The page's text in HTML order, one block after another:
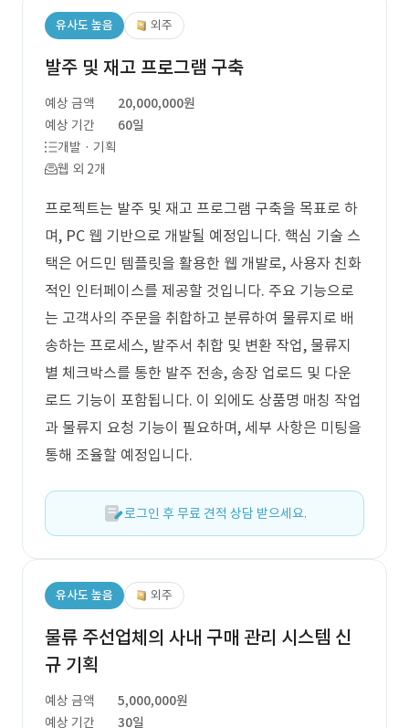
유사도 높음 외주
발주 및 재고 프로그램 구축
예상 금액
20,000,000원
예상 기간
60일
개발 · 기획
웹 외 2개
프로젝트는 발주 및 재고 프로그램 구축을 목표로 하
며, PC 웹 기반으로 개발될 예정입니다. 핵심 기술 스
택은 어드민 템플릿을 활용한 웹 개발로, 사용자 친화
적인 인터페이스를 제공할 것입니다. 주요 기능으로
는 고객사의 주문을 취합하고 분류하여 물류지로 배
송하는 프로세스, 발주서 취합 및 변환 작업, 물류지
별 체크박스를 통한 발주 전송, 송장 업로드 및 다운
로드 기능이 포함됩니다. 이 외에도 상품명 매칭 작업
과 물류지 요청 기능이 필요하며, 세부 사항은 미팅을
통해 조율할 예정입니다.
로그인 후 무료 견적 상담 받으세요.
유사도 높음 외주
물류 주선업체의 사내 구매 관리 시스템 신
규 기획
예상 금액
5,000,000원
예상 기간
30일